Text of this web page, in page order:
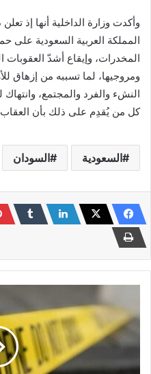
وأكدت وزارة الداخلية أنها إذ
المملكة العربية السعودية على
المخدرات، وإيقاع أشدّ العقوبات
ومروجيها، لما تسببه من إزهاق
النشء والفرد والمجتمع،
كل من يُقدِم على ذلك بأن
السعودية السودان
يقتل
خاله
وكامل
أفراد